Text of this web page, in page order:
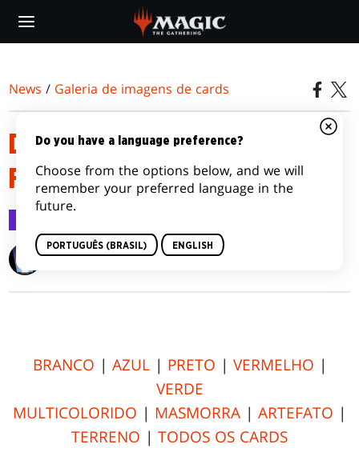
main
News / Galeria de imagens de cards
D&D: ADVENTURES IN THE
FORGOTTEN REALMS
Wizards of the Coast
BRANCO | AZUL| PRETO | VERMELHO |
VERDE
MULTICOLORIDO | MASMORRA | ARTEFATO |
TERRENO | TODOS OS CARDS
Do you have a language preference?
Choose from the options below, and we will
remember your preferred language in the
future.
PORTUGUÊS (BRASIL) ENGLISH